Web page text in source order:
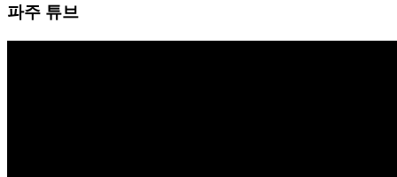
파주 튜브